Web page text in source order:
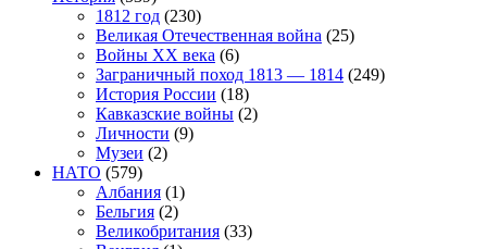
1812 год (230)
Великая Отечественная война (25)
Войны XX века (6)
Заграничный поход 1813 — 1814 (249)
История России (18)
Кавказские войны (2)
Личности (9)
Музеи (2)
НАТО (579)
Албания (1)
Бельгия (2)
Великобритания (33)